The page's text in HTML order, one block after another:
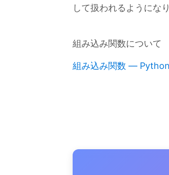
して扱われるようにな
組み込み関数について
組み込み関数 —